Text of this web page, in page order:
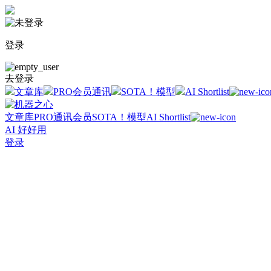
登录
去登录
文章库
PRO会员通讯 SOTA！模型 AI Shortlist
文章库PRO通讯会员SOTA！模型AI Shortlist
AI 好好用
登录